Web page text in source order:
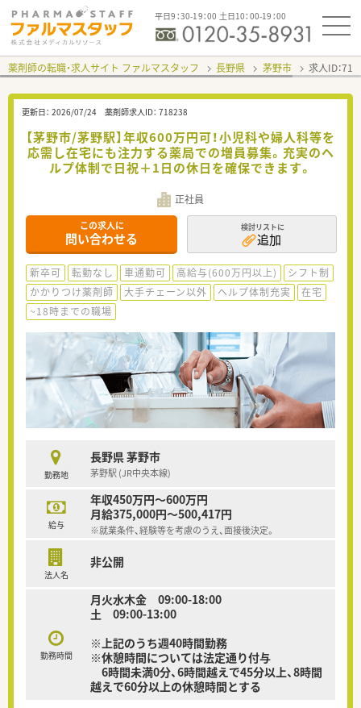
平日9：30-19：00 土日10：00-19：00
薬剤師の転職・求人サイト ファルマスタッフ 長野県 茅野市 求人ID：
更新日： 2026/07/24 薬剤師求人ID： 718238
【茅野市/茅野駅】年収600万円可！小児科や婦人科等を
応需し在宅にも注力する薬局での増員募集。充実のヘ
ルプ体制で日祝＋1日の休日を確保できます。
正社員
この求人に
問い合わせる
検討リストに
追加
新卒可 転勤なし 車通勤可 高給与(600万円以上)
シフト制
かかりつけ薬剤師
大手チェーン以外 ヘルプ体制充実
在宅
~18時までの職場
勤務地
長野県 茅野市
茅野駅 (JR中央本線)
給与
年収450万円～600万円
月給375,000円～500,417円
※就業条件、経験等を考慮のうえ、面接後決定。
法人名
非公開
勤務時間
月火水木金 09:00-18:00
土 09:00-13:00
※上記のうち週40時間勤務
※休憩時間については法定通り付与
6時間未満0分、6時間越えで45分以上、8時間
越えで60分以上の休憩時間とする